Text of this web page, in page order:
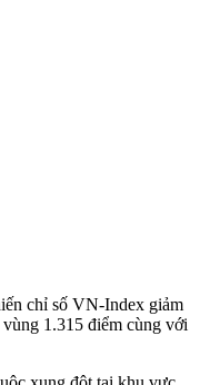
chỉ số VN-Index giảm
1.315 điểm cùng với